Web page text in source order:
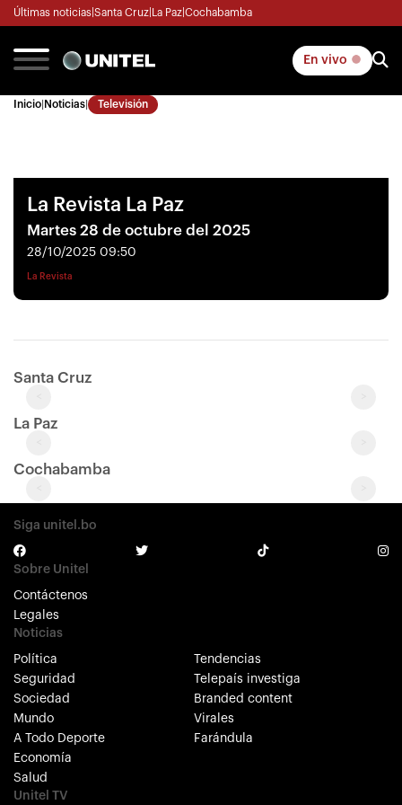
Últimas noticias Santa Cruz La Paz Cochabamba
En vivo
Inicio Noticias Televisión
La Revista La Paz
Martes 28 de octubre del 2025
28/10/2025 09:50
La Revista
Santa Cruz
La Paz
Cochabamba
Siga unitel.bo
Sobre Unitel
Contáctenos
Legales
Noticias
Política
Seguridad
Sociedad
Mundo
A Todo Deporte
Economía
Salud
Tendencias
Telepaís investiga
Branded content
Virales
Farándula
Unitel TV